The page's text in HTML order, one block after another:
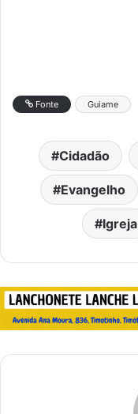
Fonte Guiame
Cidadão
Evangelho
Igreja